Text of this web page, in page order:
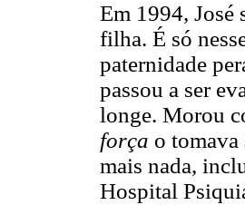
Em 1994, José
filha. É só
paternidade
passou a ser
longe. Morou
força o tomava
mais nada,
Hospital